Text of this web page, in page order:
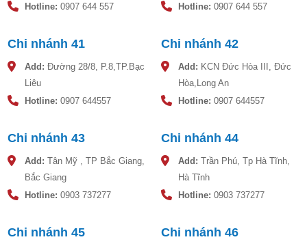
Hotline: 0907 644 557
Hotline: 0907 644 557
Chi nhánh 41
Add: Đường 28/8, P.8,TP.Bạc
Liêu
Hotline: 0907 644557
Chi nhánh 42
Add: KCN Đức Hòa III, Đức
Hòa,Long An
Hotline: 0907 644557
Chi nhánh 43
Add: Tân Mỹ , TP Bắc Giang,
Bắc Giang
Hotline: 0903 737277
Chi nhánh 44
Add: Trần Phú, Tp Hà Tĩnh,
Hà Tĩnh
Hotline: 0903 737277
Chi nhánh 45 Chi nhánh 46